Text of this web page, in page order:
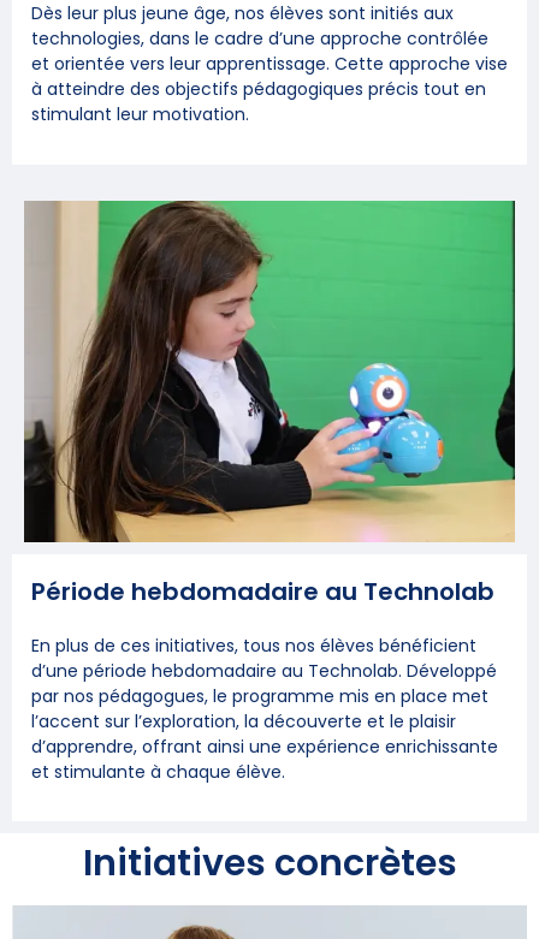
Dès leur plus jeune âge, nos élèves sont initiés aux
technologies, dans le cadre d’une approche contrôlée
et orientée vers leur apprentissage. Cette approche vise
à atteindre des objectifs pédagogiques précis tout en
stimulant leur motivation.
Période hebdomadaire au Technolab
En plus de ces initiatives, tous nos élèves bénéficient
d’une période hebdomadaire au Technolab. Développé
par nos pédagogues, le programme mis en place met
l’accent sur l’exploration, la découverte et le plaisir
d’apprendre, offrant ainsi une expérience enrichissante
et stimulante à chaque élève.
Initiatives concrètes